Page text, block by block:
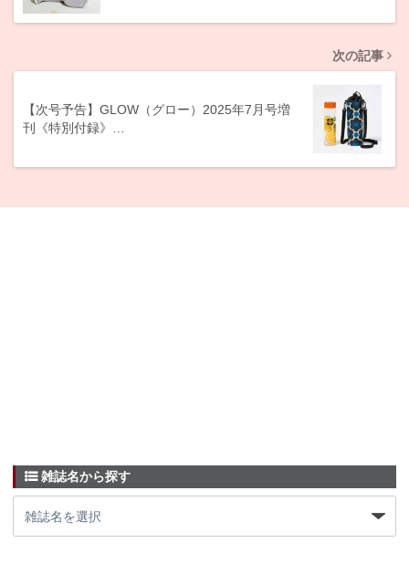
次の記事
【次号予告】GLOW（グロー）2025年7月号増
刊《特別付録》…
雑誌名から探す